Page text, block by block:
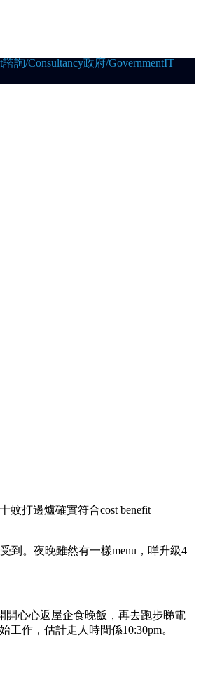
諮詢/Consultancy政府/GovernmentIT
打邊爐確實符合cost benefit
到。夜晚雖然有一樣menu，咩升級4
開心心返屋企食晚飯，再去跑步睇電
工作，估計走人時間係10:30pm。